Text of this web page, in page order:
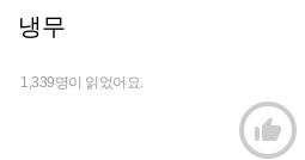
냉무
1,339명이 읽었어요.
